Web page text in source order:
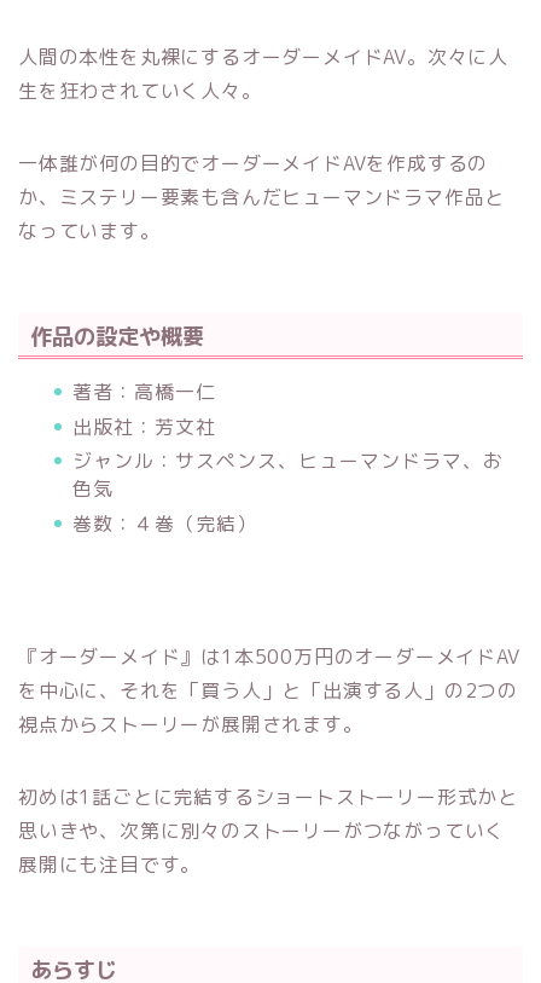
人間の本性を丸裸にするオーダーメイドAV。次々に人
生を狂わされていく人々。
一体誰が何の目的でオーダーメイドAVを作成するの
か、ミステリー要素も含んだヒューマンドラマ作品と
なっています。
作品の設定や概要
著者：高橋一仁
出版社：芳文社
ジャンル：サスペンス、ヒューマンドラマ、お
色気
巻数：４巻（完結）
『オーダーメイド』は1本500万円のオーダーメイドAV
を中心に、それを「買う人」と「出演する人」の2つの
視点からストーリーが展開されます。
初めは1話ごとに完結するショートストーリー形式かと
思いきや、次第に別々のストーリーがつながっていく
展開にも注目です。
あらすじ